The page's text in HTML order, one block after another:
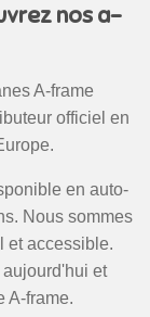
nos a-
A-frame
officiel en
en auto-
Nous sommes
et accessible.
et
A-frame.